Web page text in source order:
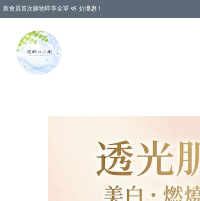
新會員首次購物即享全單 95 折優惠！